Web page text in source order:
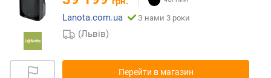
Lanota.com.ua
З нами 3 роки
(Львів)
Перейти в магазин